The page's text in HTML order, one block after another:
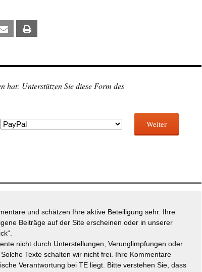
Email
hat: Unterstützen Sie diese Form des
Weiter
und schätzen Ihre aktive Beteiligung sehr. Ihre
Beiträge auf der Site erscheinen oder in unserer
nicht durch Unterstellungen, Verunglimpfungen oder
Texte schalten wir nicht frei. Ihre Kommentare
Verantwortung bei TE liegt. Bitte verstehen Sie, dass